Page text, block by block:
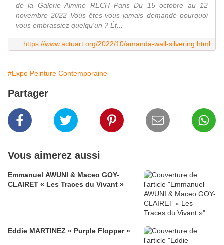
de la Galerie Almine RECH Paris Du 15 octobre au 12
novembre 2022 Vous êtes-vous jamais demandé pourquoi
vous embrassiez quelqu'un ? Ét...
https://www.actuart.org/2022/10/amanda-wall-silvering.html
#Expo Peinture Contemporaine
Partager
Vous aimerez aussi
Emmanuel AWUNI & Maceo GOY-
CLAIRET « Les Traces du Vivant »
Eddie MARTINEZ « Purple Flopper »